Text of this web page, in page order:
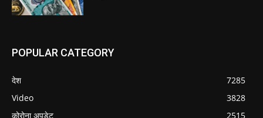
POPULAR CATEGORY
देश
7285
Video
3828
कोरोना अपडेट
2515